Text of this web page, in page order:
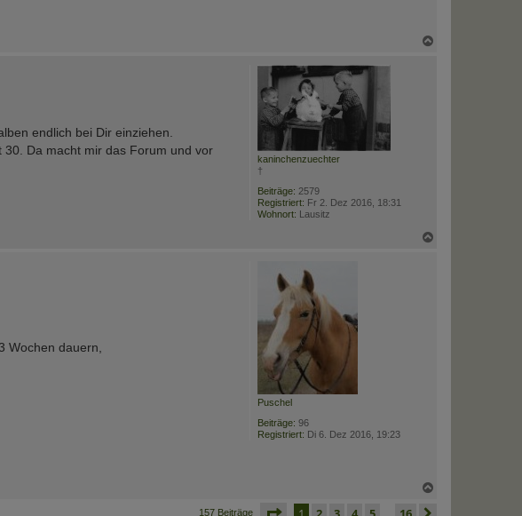
kaninchenzuechter
†
Beiträge: 2579
Registriert: Fr 2. Dez 2016, 18:31
Wohnort: Lausitz
endlich bei Dir einziehen.
Da macht mir das Forum und vor
Puschel
Beiträge: 96
Registriert: Di 6. Dez 2016, 19:23
Wochen dauern,
157 Beiträge seite 1 von 16